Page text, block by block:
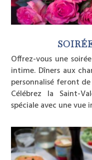
Offrez-vous une
intime. Dîners aux
personnalisé feront
Célébrez la Saint-
spéciale avec une vue